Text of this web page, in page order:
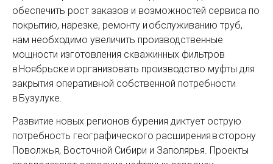
обеспечить рост заказов и возможностей сервиса по
покрытию, нарезке, ремонту и обслуживанию труб,
нам необходимо увеличить производственные
мощности изготовления скважинных фильтров
в Ноябрьске и организовать производство муфты для
закрытия оперативной собственной потребности
в Бузулуке.
Развитие новых регионов бурения диктует острую
потребность географического расширения в сторону
Поволжья, Восточной Сибири и Заполярья. Проекты